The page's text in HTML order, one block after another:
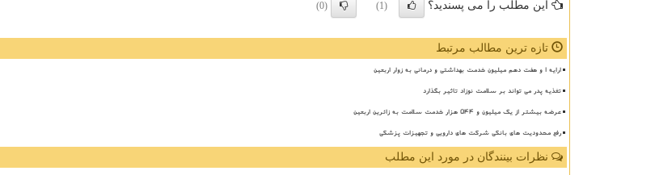
این مطلب را می پسندید؟ (1)
(0)
تازه ترین مطالب مرتبط
ارایه ۱ و هفت دهم میلیون خدمت بهداشتی و درمانی به زوار اربعین
تغذیه پدر می تواند بر سلامت نوزاد تاثیر بگذارد
عرضه بیشتر از یک میلیون و ۵۴۴ هزار خدمت سلامت به زائرین اربعین
رفع محدودیت های بانکی شرکت های دارویی و تجهیزات پزشکی
نظرات بینندگان در مورد این مطلب